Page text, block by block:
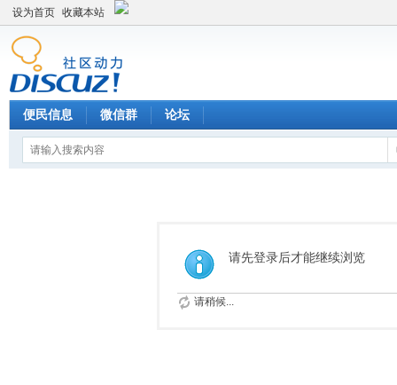
设为首页 收藏本站
便民信息 微信群 论坛
请先登录后才能继续浏览
请稍候...